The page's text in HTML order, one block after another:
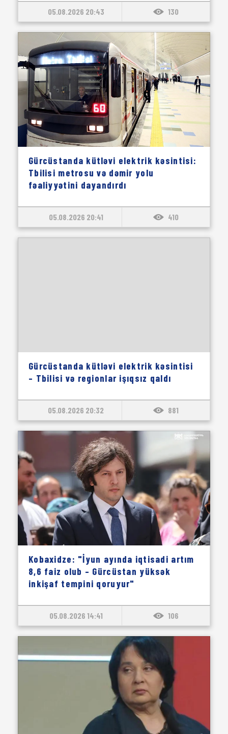
05.08.2026 20:43 130
Gürcüstanda kütləvi elektrik kəsintisi:
Tbilisi metrosu və dəmir yolu
fəaliyyətini dayandırdı
05.08.2026 20:41 410
Gürcüstanda kütləvi elektrik kəsintisi
– Tbilisi və regionlar işıqsız qaldı
05.08.2026 20:32 881
Kobaxidze: "İyun ayında iqtisadi artım
8,6 faiz olub – Gürcüstan yüksək
inkişaf tempini qoruyur"
05.08.2026 14:41 106